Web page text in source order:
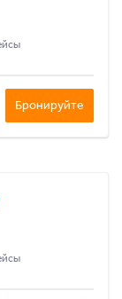
Бронируйте